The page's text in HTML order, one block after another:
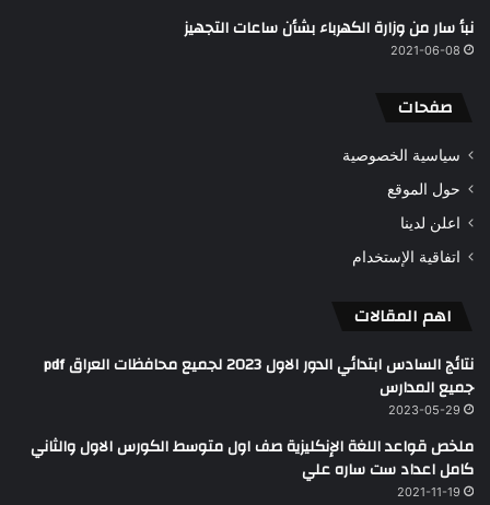
نبأ سار من وزارة الكهرباء بشأن ساعات التجهيز
2021-06-08
صفحات
سياسية الخصوصية
حول الموقع
اعلن لدينا
اتفاقية الإستخدام
اهم المقالات
نتائج السادس ابتدائي الدور الاول 2023 لجميع محافظات العراق pdf
جميع المدارس
2023-05-29
ملخص قواعد اللغة الإنكليزية صف اول متوسط الكورس الاول والثاني
كامل اعداد ست ساره علي
2021-11-19